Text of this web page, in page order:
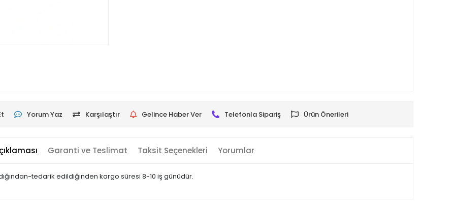
Yorum Yaz Karşılaştır Gelince Haber Ver Telefonla Sipariş Ürün Önerileri
Garanti ve Teslimat Taksit Seçenekleri Yorumlar
tedarik edildiğinden kargo süresi 8-10 iş günüdür.